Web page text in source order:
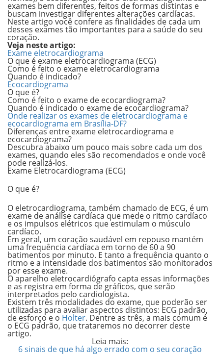
exames bem diferentes, feitos de formas distintas e
buscam investigar diferentes alterações cardíacas.
Neste artigo você confere as finalidades de cada um
desses exames tão importantes para a saúde do seu
coração.
Veja neste artigo:
Exame eletrocardiograma
O que é exame eletrocardiograma (ECG)
Como é feito o exame eletrocardiograma
Quando é indicado?
Ecocardiograma
O que é?
Como é feito o exame de ecocardiograma?
Quando é indicado o exame de ecocardiograma?
Onde realizar os exames de eletrocardiograma e
ecocardiograma em Brasília-DF?
Diferenças entre exame eletrocardiograma e
ecocardiograma?
Descubra abaixo um pouco mais sobre cada um dos
exames, quando eles são recomendados e onde você
pode realizá-los.
Exame Eletrocardiograma (ECG)
O que é?
O eletrocardiograma, também chamado de ECG, é um
exame de análise cardíaca que mede o ritmo cardíaco
e os impulsos elétricos que estimulam o músculo
cardíaco.
Em geral, um coração saudável em repouso mantém
uma frequência cardíaca em torno de60 a 90
batimentos por minuto. E tanto a frequência quanto o
ritmo e a intensidade dos batimentos são monitorados
por esse exame.
O aparelho eletrocardiógrafo capta essas informações
e as registra em forma de gráficos, que serão
interpretados pelo cardiologista.
Existem três modalidades do exame, que poderão ser
utilizadas para avaliar aspectos distintos: ECG padrão,
de esforço e o Holter. Dentre as três, a mais comum é
o ECG padrão, que trataremos no decorrer deste
artigo.
Leia mais:
6 sinais de que há algo errado com o seu coração